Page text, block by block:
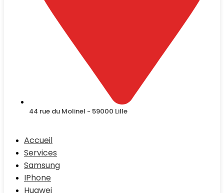
44 rue du Molinel - 59000 Lille
Accueil
Services
Samsung
IPhone
Huawei